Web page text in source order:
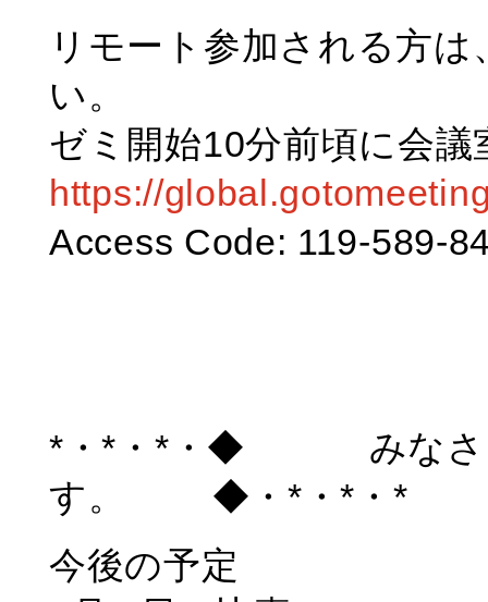
リモート参加される方
い。
ゼミ開始10分前頃に会
https://
Access Code: 119-589-
*・*・*・◆ みなさま
す。 ◆・*・*・*
今後の予定